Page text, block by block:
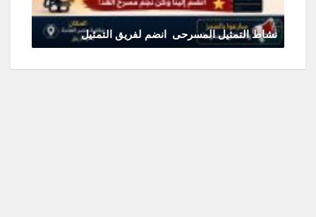
نشاط التمثيل المسرحى انضم لفريق التمثيل